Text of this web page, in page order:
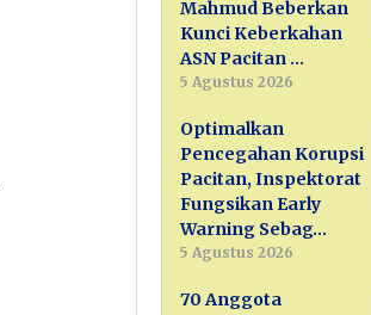
Mahmud Beberkan
Kunci Keberkahan
ASN Pacitan …
5 Agustus 2026
Optimalkan
Pencegahan Korupsi
Pacitan, Inspektorat
Fungsikan Early
Warning Sebag…
5 Agustus 2026
70 Anggota